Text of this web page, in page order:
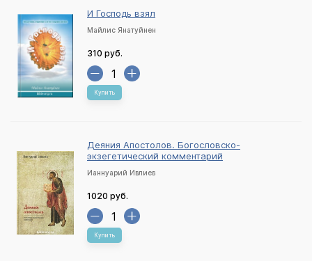
И Господь взял
Майлис Янатуйнен
310 руб.
Купить
Деяния Апостолов. Богословско-
экзегетический комментарий
Ианнуарий Ивлиев
1020 руб.
Купить